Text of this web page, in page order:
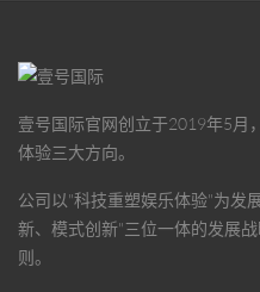
壹号国际官网创立于2019年5月
体验三大方向。
公司以"科技重塑娱乐体验"为发
新、模式创新"三位一体的发展
则。